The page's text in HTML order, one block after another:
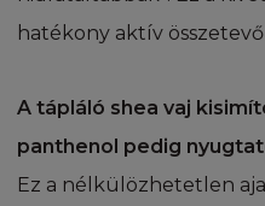
hatékony aktív
A tápláló shea vaj
panthenol pedig
Ez a nélkülözhetetlen
SZELLEMI
szellemi tulajdonjog
(de nem limitálva)
software, videó, zene,
név, logó, illusztráció,